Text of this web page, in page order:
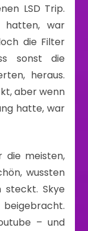
LSD Trip.
hatten, war
die Filter
sonst die
heraus.
aber wenn
hatte, war
die meisten,
wussten
Skye
– und